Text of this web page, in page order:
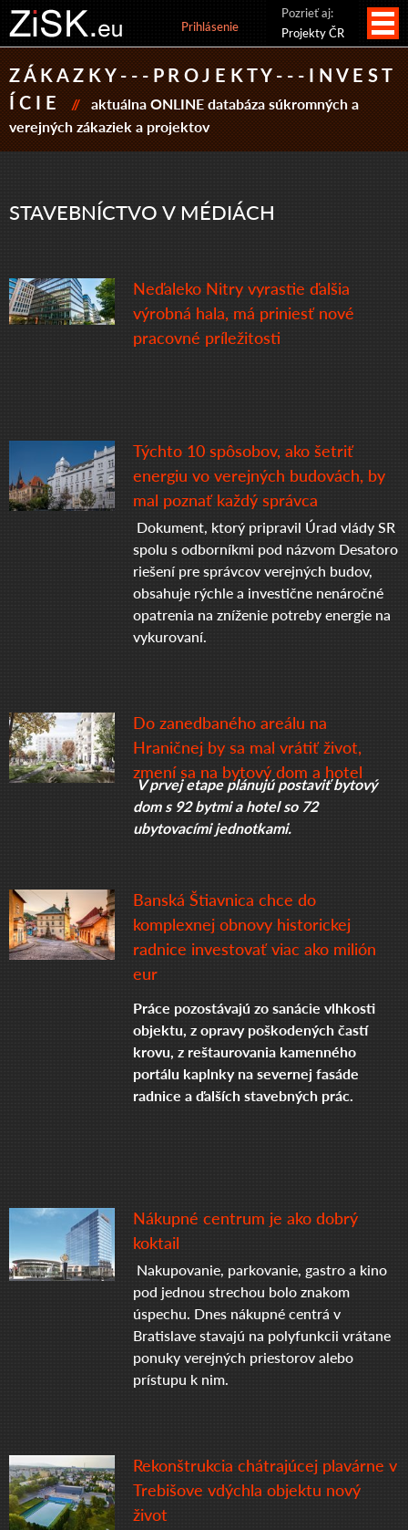
Pozrieť aj:
Projekty ČR
Prihlásenie
Z Á K A Z K Y - - - P R O J E K T Y - - - I N V E S T
Í C I E
// aktuálna ONLINE databáza súkromných a
verejných zákaziek a projektov
STAVEBNÍCTVO V MÉDIÁCH
Neďaleko Nitry vyrastie ďalšia
výrobná hala, má priniesť nové
pracovné príležitosti
Týchto 10 spôsobov, ako šetriť
energiu vo verejných budovách, by
mal poznať každý správca
Dokument, ktorý pripravil Úrad vlády SR
spolu s odborníkmi pod názvom Desatoro
riešení pre správcov verejných budov,
obsahuje rýchle a investične nenáročné
opatrenia na zníženie potreby energie na
vykurovaní.
Do zanedbaného areálu na
Hraničnej by sa mal vrátiť život,
zmení sa na bytový dom a hotel
V prvej etape plánujú postaviť bytový
dom s 92 bytmi a hotel so 72
ubytovacími jednotkami.
Banská Štiavnica chce do
komplexnej obnovy historickej
radnice investovať viac ako milión
eur
Práce pozostávajú zo sanácie vlhkosti
objektu, z opravy poškodených častí
krovu, z reštaurovania kamenného
portálu kaplnky na severnej fasáde
Nákupné centrum je ako dobrý
koktail
Nakupovanie, parkovanie, gastro a kino
pod jednou strechou bolo znakom
úspechu. Dnes nákupné centrá v
Bratislave stavajú na polyfunkcii vrátane
ponuky verejných priestorov alebo
prístupu k nim.
Rekonštrukcia chátrajúcej plavárne v
Trebišove vdýchla objektu nový
život